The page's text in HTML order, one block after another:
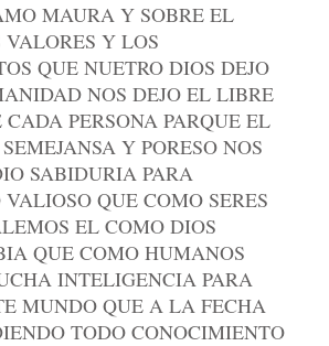
MAURA Y SOBRE EL
Y LOS
QUE NUETRO DIOS DEJO
NOS DEJO EL LIBRE
PERSONA PARQUE EL
Y PORESO NOS
SABIDURIA PARA
QUE COMO SERES
EL COMO DIOS
QUE COMO HUMANOS
INTELIGENCIA PARA
MUNDO QUE A LA FECHA
TODO CONOCIMIENTO